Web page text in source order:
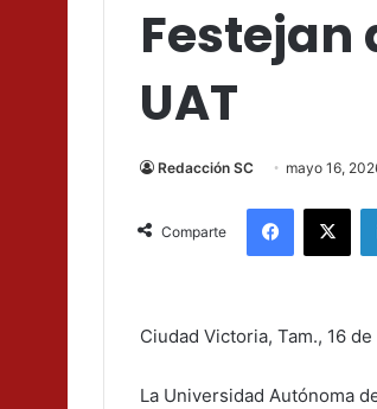
Festejan
UAT
Redacción SC mayo 16,
Comparte
Facebook
X
Ciudad Victoria, Tam., 16
La Universidad Autónoma